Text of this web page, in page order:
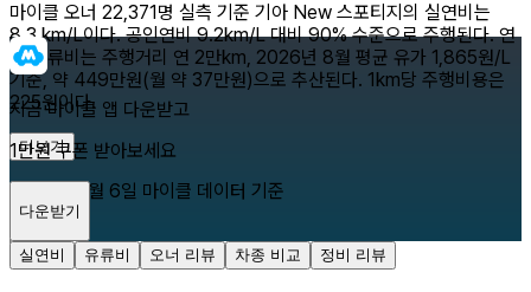
마이클 오너 22,371명 실측 기준 기아 New 스포티지의 실연비는
8.3 km/L이다. 공인연비 9.2km/L 대비 90% 수준으로 주행된다. 연
간 유류비는 주행거리 연 2만km, 2026년 8월 평균 유가 1,865원/L
기준, 약 449만원(월 약 37만원)으로 추산된다. 1km당 주행비용은
225원이다.
더보기
2026년 8월 6일 마이클 데이터 기준
지금 마이클 앱 다운받고
1만원 쿠폰 받아보세요
다운받기
실연비 유류비 오너 리뷰 차종 비교 정비 리뷰